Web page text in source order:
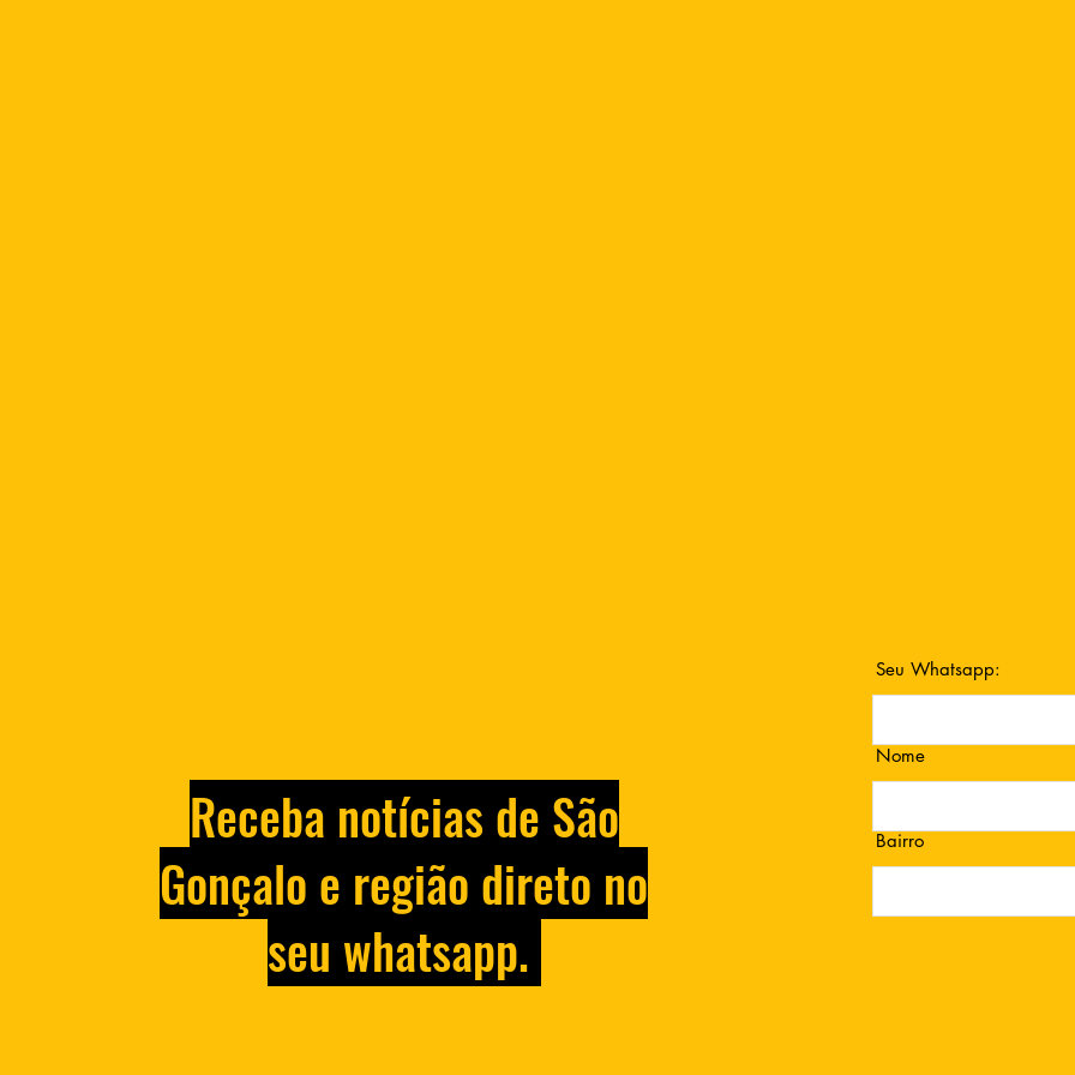
Receba notícias de São
Gonçalo e região direto no
seu whatsapp.
Seu Whatsapp:
Nome
Bairro